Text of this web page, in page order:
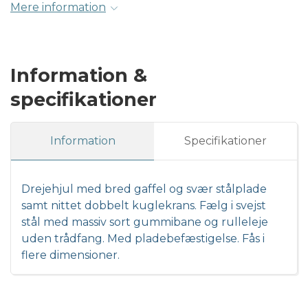
Mere information
Information &
specifikationer
Information Specifikationer
Drejehjul med bred gaffel og svær stålplade
samt nittet dobbelt kuglekrans. Fælg i svejst
stål med massiv sort gummibane og rulleleje
uden trådfang. Med pladebefæstigelse. Fås i
flere dimensioner.